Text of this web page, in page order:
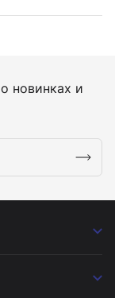
новинках и